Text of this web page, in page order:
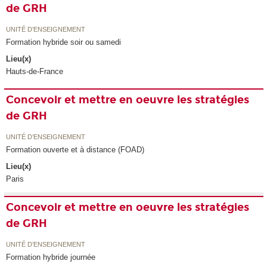
de GRH
UNITÉ D’ENSEIGNEMENT
Formation hybride soir ou samedi
Lieu(x)
Hauts-de-France
Concevoir et mettre en oeuvre les stratégies
de GRH
UNITÉ D’ENSEIGNEMENT
Formation ouverte et à distance (FOAD)
Lieu(x)
Paris
Concevoir et mettre en oeuvre les stratégies
de GRH
UNITÉ D’ENSEIGNEMENT
Formation hybride journée